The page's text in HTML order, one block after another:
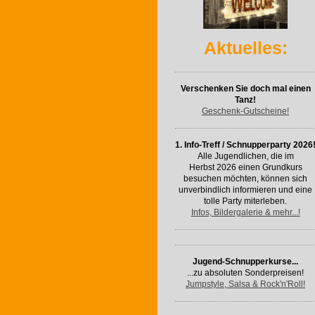
Aktuelles:
Verschenken Sie doch mal einen
Tanz!
Geschenk-Gutscheine!
1. Info-Treff / Schnupperparty 2026!
Alle Jugendlichen, die im
Herbst 2026 einen Grundkurs
besuchen möchten, können sich
unverbindlich informieren und eine
tolle Party miterleben.
Infos, Bildergalerie & mehr...!
Jugend-Schnupperkurse...
...zu absoluten Sonderpreisen!
Jumpstyle, Salsa & Rock'n'Roll!